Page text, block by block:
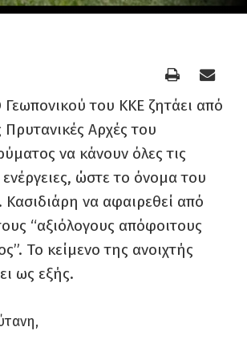
Γεωπονικού του ΚΚΕ ζητάει από
Πρυτανικές Αρχές του
να κάνουν όλες τις
ώστε το όνομα του
Κασιδιάρη να αφαιρεθεί από
“αξιόλογους απόφοιτους
Το κείμενο της ανοιχτής
ως εξής.